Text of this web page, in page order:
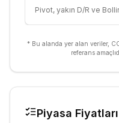
Pivot, yakın D/R ve
* Bu alanda yer alan veriler,
referans
Piyasa